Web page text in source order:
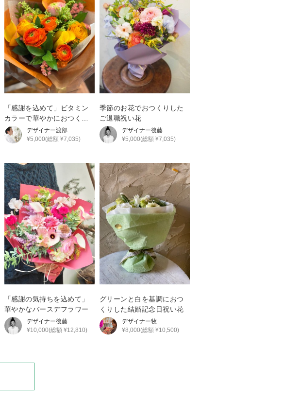
「感謝を込めて」ビタミン
カラーで華やかにおつくり
した花束デザイナー渡部
¥5,000(総額 ¥7,035)
季節のお花でおつくりした
ご退職祝い花
デザイナー後藤
¥5,000(総額 ¥7,035)
「感謝の気持ちを込めて」
華やかなバースデフラワー
デザイナー後藤
¥10,000(総額 ¥12,810)
グリーンと白を基調におつ
くりした結婚記念日祝い花
デザイナー牧
¥8,000(総額 ¥10,500)